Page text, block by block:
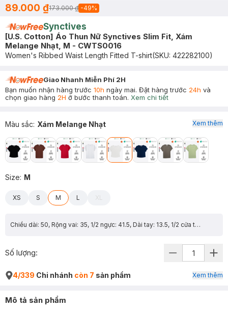
89.000 ₫173.000 ₫ -49%
Synctives
[U.S. Cotton] Áo Thun Nữ Synctives Slim Fit, Xám
Melange Nhạt, M - CWTS0016
Women's Ribbed Waist Length Fitted T-shirt(SKU: 422282100)
Giao Nhanh Miễn Phí 2H
Bạn muốn nhận hàng trước 10h ngày mai. Đặt hàng trước 24h và
chọn giao hàng 2H ở bước thanh toán. Xem chi tiết
Màu sắc: Xám Melange Nhạt
Size: M
XS S M L XL
Chiều dài: 50, Rộng vai: 35, 1/2 ngực: 41.5, Dài tay: 13.5, 1/2 cửa tay: 14
Xem thêm
Số lượng:
4/339 Chi nhánh còn 7 sản phẩm Xem thêm
Mô tả sản phẩm